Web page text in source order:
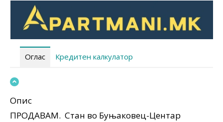
Оглас Кредитен калкулатор
Опис
ПРОДАВАМ. Стан во Буњаковец-Центар